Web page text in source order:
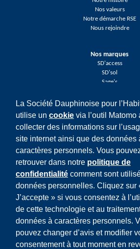
La Société Dauphinoise pour
utilise un cookie via l’outil Matomo
collecter des informations sur
site internet ainsi que des données
caractères personnels. Vous
retrouver dans notre politique de
confidentialité comment sont
données personnelles. Cliquez sur
J’accepte » si vous consentez à
de cette technologie et au
données à caractères personnels.
pouvez changer d’avis et modifier
consentement à tout moment en
Nos valeurs
Notre démarche RSE
Nous rejoindre
Nos marques
SD'access
SD'sol
Sage's
Réseaux sociaux
Facebook
Twitter
LinkedIn
Instagram
Cookies
Données